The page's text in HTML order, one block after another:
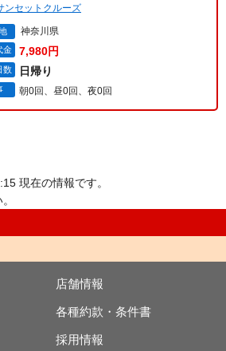
セットクルーズ
神奈川県
金 7,980円
数 日帰り
朝0回、昼0回、夜0回
現在の情報です。
店舗情報
各種約款・条件書
採用情報